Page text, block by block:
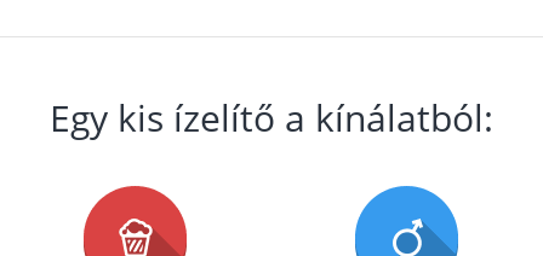
Egy kis ízelítő a kínálatból: